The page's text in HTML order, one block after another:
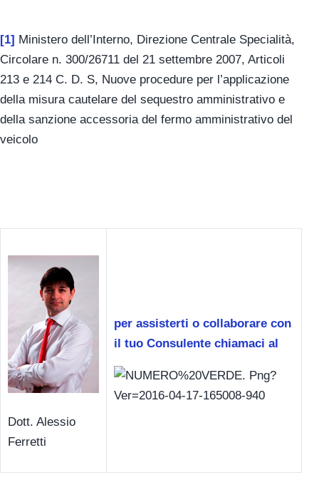
[1] Ministero dell’Interno, Direzione Centrale Specialità,
Circolare n. 300/26711 del 21 settembre 2007, Articoli
213 e 214 C. D. S, Nuove procedure per l’applicazione
della misura cautelare del sequestro amministrativo e
della sanzione accessoria del fermo amministrativo del
veicolo
Dott. Alessio
Ferretti
per assisterti o collaborare con
il tuo Consulente chiamaci al